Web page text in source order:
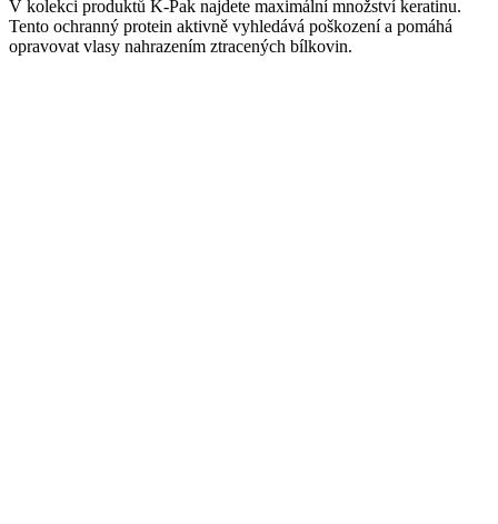
V kolekci produktů K-Pak najdete maximální množství keratinu.
Tento ochranný protein aktivně vyhledává poškození a pomáhá
opravovat vlasy nahrazením ztracených bílkovin.